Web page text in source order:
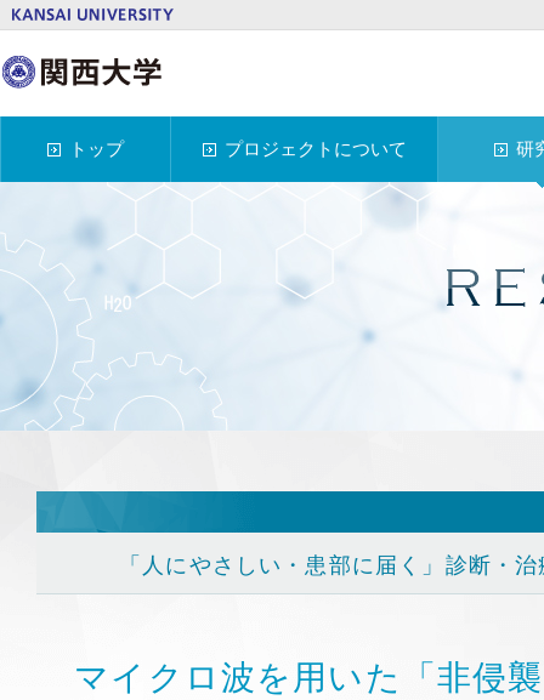
トップ プロジェクトについて 研
「人にやさしい・患部に届く」診断・
マイクロ波を用いた「非侵